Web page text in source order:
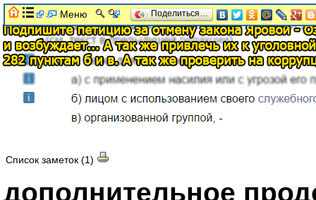
Список заметок (1)
дополнительное
Меню Поделиться…